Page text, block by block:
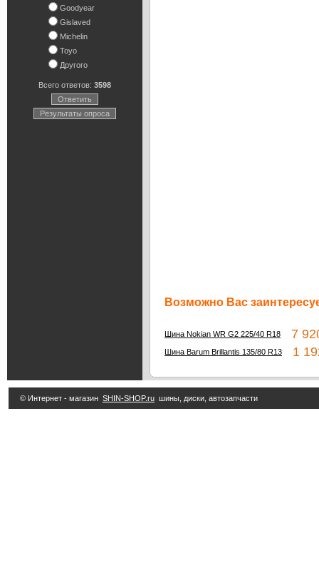
Goodyear
Gislaved
Michelin
Toyo
Другого
Всего ответов: 3598
Ответить
Результаты опроса
Возможно Вас
Шина Nokian WR G2 225/40 R18 7
Шина Barum Brillantis 135/80 R13 1
© Интернет - магазин SHIN-SHOP.ru шины, диски, автозапчасти